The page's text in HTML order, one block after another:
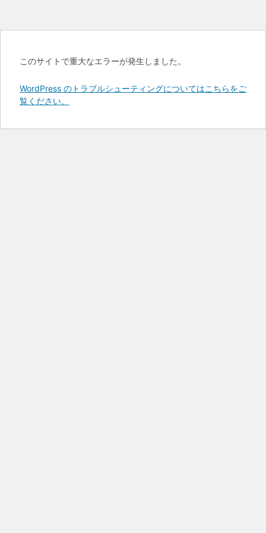
このサイトで重大なエラーが発生しました。
WordPress のトラブルシューティングについてはこちらをご
覧ください。